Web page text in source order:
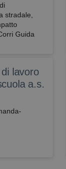
stradale,
Guida
lavoro
a.s.